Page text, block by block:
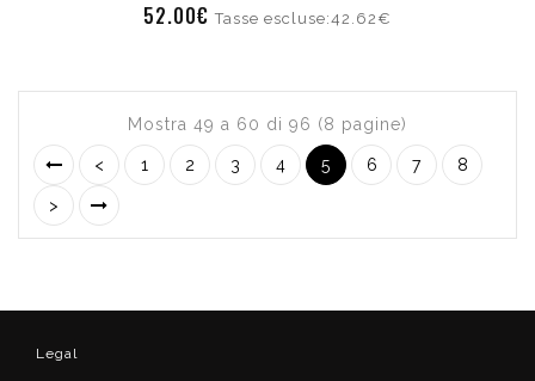
52.00€Tasse escluse:42.62€
Mostra 49 a 60 di 96 (8 pagine)
< 1 2 3 4 5 6 7 8
>
Legal